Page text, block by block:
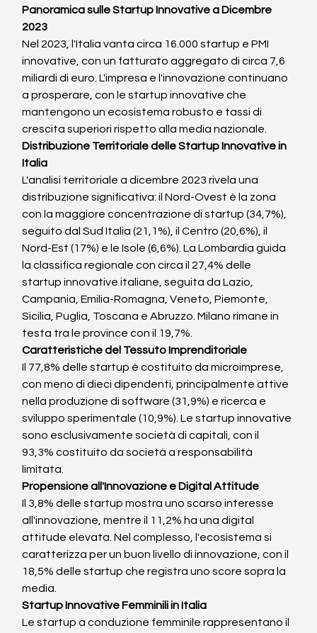
Panoramica sulle Startup Innovative a Dicembre
2023
Nel 2023, l'Italia vanta circa 16.000 startup e PMI
innovative, con un fatturato aggregato di circa 7,6
miliardi di euro. L'impresa e l'innovazione continuano
a prosperare, con le startup innovative che
mantengono un ecosistema robusto e tassi di
crescita superiori rispetto alla media nazionale.
Distribuzione Territoriale delle Startup Innovative in
Italia
L'analisi territoriale a dicembre 2023 rivela una
distribuzione significativa: il Nord-Ovest è la zona
con la maggiore concentrazione di startup (34,7%),
seguito dal Sud Italia (21,1%), il Centro (20,6%), il
Nord-Est (17%) e le Isole (6,6%). La Lombardia guida
la classifica regionale con circa il 27,4% delle
startup innovative italiane, seguita da Lazio,
Campania, Emilia-Romagna, Veneto, Piemonte,
Sicilia, Puglia, Toscana e Abruzzo. Milano rimane in
testa tra le province con il 19,7%.
Caratteristiche del Tessuto Imprenditoriale
Il 77,8% delle startup è costituito da microimprese,
con meno di dieci dipendenti, principalmente attive
nella produzione di software (31,9%) e ricerca e
sviluppo sperimentale (10,9%). Le startup innovative
sono esclusivamente società di capitali, con il
93,3% costituito da società a responsabilità
limitata.
Propensione all'Innovazione e Digital Attitude
Il 3,8% delle startup mostra uno scarso interesse
all'innovazione, mentre il 11,2% ha una digital
attitude elevata. Nel complesso, l'ecosistema si
caratterizza per un buon livello di innovazione, con il
18,5% delle startup che registra uno score sopra la
media.
Startup Innovative Femminili in Italia
Le startup a conduzione femminile rappresentano il